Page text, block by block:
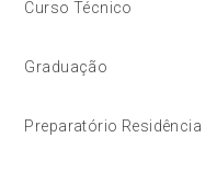
Curso Técnico
Graduação
Preparatório Residência